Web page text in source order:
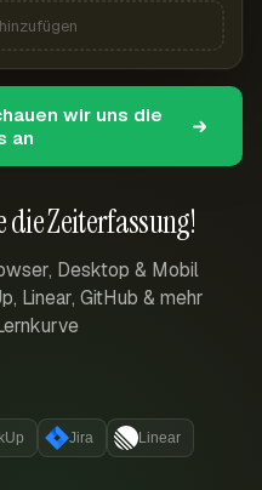
die Zeiterfassung!
Desktop & Mobil
Linear, GitHub & mehr
Jira Linear
wir uns die
an